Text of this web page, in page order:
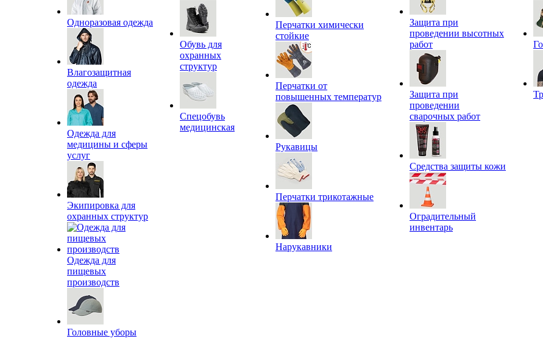
Одноразовая одежда
Влагозащитная
одежда
Одежда для
медицины и сферы
услуг
Экипировка для
охранных структур
Одежда для
пищевых
производств
Головные уборы
Обувь для
охранных
структур
Спецобувь
медицинская
Перчатки химически
стойкие
Перчатки от
повышенных температур
Рукавицы
Перчатки трикотажные
Нарукавники
Защита при
проведении высотных
работ
Защита при
проведении
сварочных работ
Средства защиты кожи
Оградительный
инвентарь